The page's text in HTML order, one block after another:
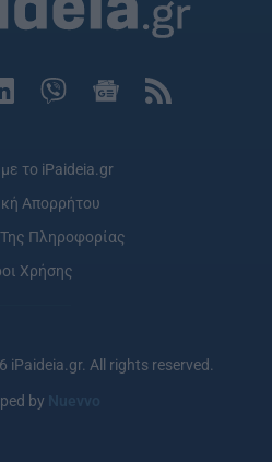
το iPaideia.gr
Απορρήτου
Πληροφορίας
Χρήσης
iPaideia.gr. All rights reserved.
by